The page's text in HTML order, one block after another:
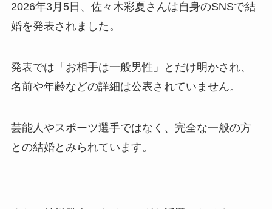
2026年3月5日、佐々木彩夏さんは自身のSNSで結
婚を発表されました。
発表では「お相手は一般男性」とだけ明かされ、
名前や年齢などの詳細は公表されていません。
芸能人やスポーツ選手ではなく、完全な一般の方
との結婚とみられています。